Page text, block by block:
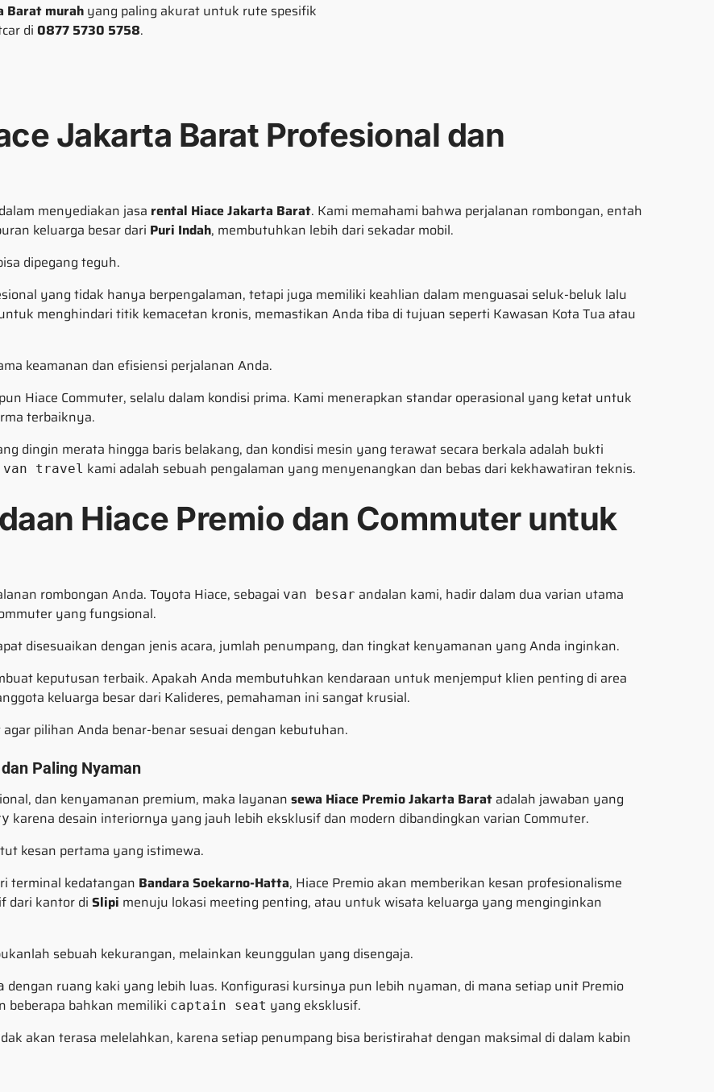
Barat murah yang paling akurat untuk rute spesifik
di 0877 5730 5758.
Jakarta Barat Profesional dan
menyediakan jasa rental Hiace Jakarta Barat. Kami memahami bahwa perjalanan rombongan, entah
keluarga besar dari Puri Indah, membutuhkan lebih dari sekadar mobil.
dipegang teguh.
yang tidak hanya berpengalaman, tetapi juga memiliki keahlian dalam menguasai seluk-beluk lalu
menghindari titik kemacetan kronis, memastikan Anda tiba di tujuan seperti Kawasan Kota Tua atau
keamanan dan efisiensi perjalanan Anda.
Hiace Commuter, selalu dalam kondisi prima. Kami menerapkan standar operasional yang ketat untuk
terbaiknya.
dingin merata hingga baris belakang, dan kondisi mesin yang terawat secara berkala adalah bukti
van travel kami adalah sebuah pengalaman yang menyenangkan dan bebas dari kekhawatiran teknis.
Hiace Premio dan Commuter untuk
rombongan Anda. Toyota Hiace, sebagai van besar andalan kami, hadir dalam dua varian utama
yang fungsional.
disesuaikan dengan jenis acara, jumlah penumpang, dan tingkat kenyamanan yang Anda inginkan.
keputusan terbaik. Apakah Anda membutuhkan kendaraan untuk menjemput klien penting di area
keluarga besar dari Kalideres, pemahaman ini sangat krusial.
pilihan Anda benar-benar sesuai dengan kebutuhan.
Paling Nyaman
dan kenyamanan premium, maka layanan sewa Hiace Premio Jakarta Barat adalah jawaban yang
karena desain interiornya yang jauh lebih eksklusif dan modern dibandingkan varian Commuter.
kesan pertama yang istimewa.
terminal kedatangan Bandara Soekarno-Hatta, Hiace Premio akan memberikan kesan profesionalisme
dari kantor di Slipi menuju lokasi meeting penting, atau untuk wisata keluarga yang menginginkan
sebuah kekurangan, melainkan keunggulan yang disengaja.
dengan ruang kaki yang lebih luas. Konfigurasi kursinya pun lebih nyaman, di mana setiap unit Premio
beberapa bahkan memiliki captain seat yang eksklusif.
akan terasa melelahkan, karena setiap penumpang bisa beristirahat dengan maksimal di dalam kabin